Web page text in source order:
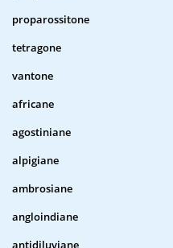
proparossitone
tetragone
vantone
africane
agostiniane
alpigiane
ambrosiane
angloindiane
antidiluviane